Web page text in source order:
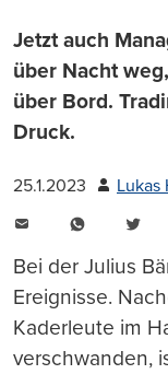
Jetzt auch
über Nacht
über Bord.
Druck.
25.1.2023 Lukas
WhatsApp
Bei der Julius
Ereignisse.
Kaderleute im
verschwanden,